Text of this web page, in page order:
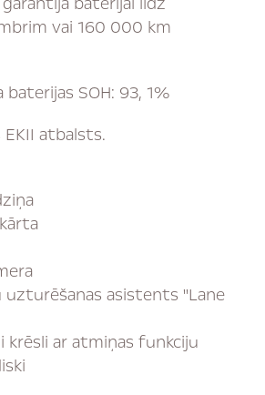
vai 160 000 km
SOH: 93, 1%
atbalsts.
uzturēšanas asistents "Lane
krēsli ar atmiņas funkciju